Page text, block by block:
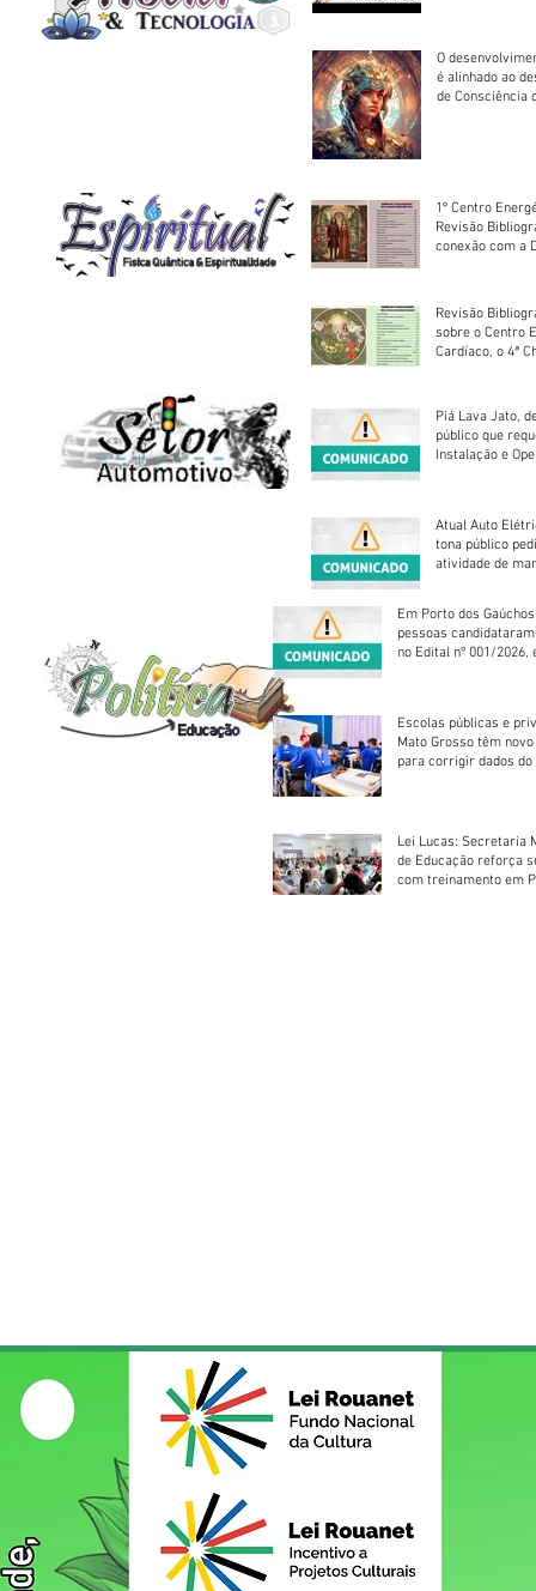
O
é alinhado ao
de Consciência
1º Centro
Revisão
conexão com a
Revisão
sobre o Centro
Cardíaco, o 4ª
Piá Lava Jato,
público que
Instalação e
Atual Auto
tona público
atividade de
Em Porto dos
pessoas
no Edital nº 001/2026,
Escolas públicas e
Mato Grosso têm
para corrigir dados do
Lei Lucas: Secretaria
de Educação reforça
com treinamento em